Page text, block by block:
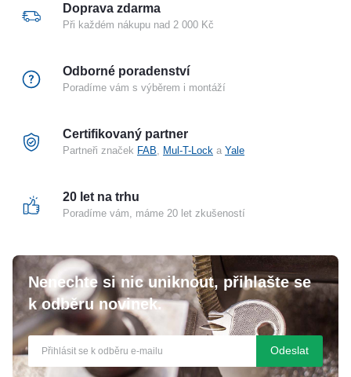
Doprava zdarma
Při každém nákupu nad 2 000 Kč
Odborné poradenství
Poradíme vám s výběrem i montáží
Certifikovaný partner
Partneři značek FAB Mul-T-Lock a Yale
20 let na trhu
Poradíme vám, máme 20 let zkušeností
Nenechte si nic uniknout, přihlašte se
k odběru novinek.
Odeslat